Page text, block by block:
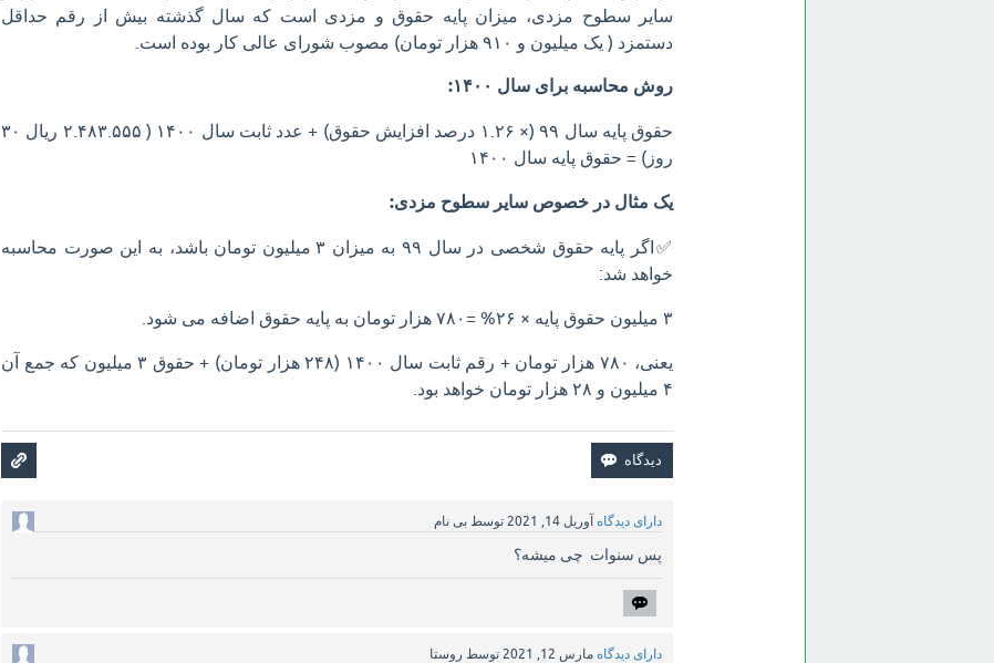
سایر سطوح مزدی، میزان پایه حقوق و مزدی است که سال گذشته بیش از رقم حداقل
دستمزد ( یک میلیون و ۹۱۰ هزار تومان) مصوب شورای عالی کار بوده است.
روش محاسبه برای سال ۱۴۰۰:
حقوق پایه سال ۹۹ (× ۱.۲۶ درصد افزایش حقوق) + عدد ثابت سال ۱۴۰۰ ( ۲.۴۸۳.۵۵۵ ریال ۳۰
روز) = حقوق پایه سال ۱۴۰۰
یک مثال‌ در خصوص ساير سطوح مزدی:
✅اگر پایه حقوق شخصی در سال ۹۹ به میزان ۳ ميليون تومان باشد، به این صورت محاسبه
خواهد شد:
۳ میلیون حقوق پایه × ۲۶% =۷۸۰ هزار تومان به پایه حقوق اضافه می شود.
یعنی، ۷۸۰ هزار تومان + رقم ثابت سال ۱۴۰۰ (۲۴۸ هزار تومان) + حقوق ۳ میلیون که جمع آن
۴ میلیون و ۲۸ هزار تومان خواهد بود.
دارای دیدگاه آوریل 14, 2021 توسط بی نام
پس سنوات چی میشه؟
دارای دیدگاه مارس 12, 2021 توسط روستا